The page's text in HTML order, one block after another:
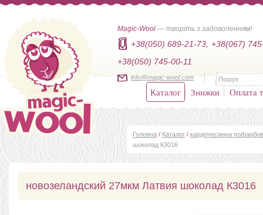
Magic-Wool — творіть з задоволенням!
+38(050) 689-21-73,
+38(067)
+38(050) 745-00-11
info@magic-wool.com
Каталог Знижки Оплата
Головна / Каталог / кардочесанна
шоколад К3016
новозеландский 27мкм Латвия шоколад К3016